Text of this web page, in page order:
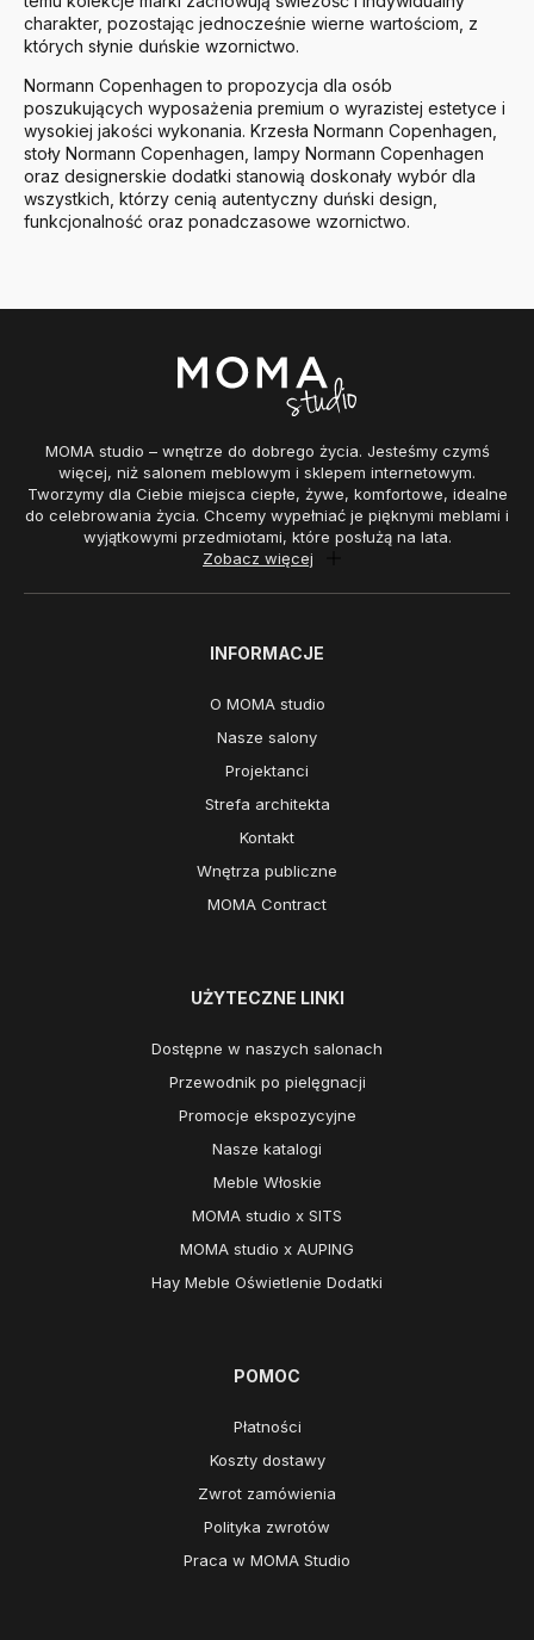
charakter, pozostając jednocześnie wierne wartościom, z
których słynie duńskie wzornictwo.
Normann Copenhagen to propozycja dla osób
poszukujących wyposażenia premium o wyrazistej estetyce i
wysokiej jakości wykonania. Krzesła Normann Copenhagen,
stoły Normann Copenhagen, lampy Normann Copenhagen
oraz designerskie dodatki stanowią doskonały wybór dla
wszystkich, którzy cenią autentyczny duński design,
funkcjonalność oraz ponadczasowe wzornictwo.
MOMA studio – wnętrze do dobrego życia. Jesteśmy czymś
więcej, niż salonem meblowym i sklepem internetowym.
Tworzymy dla Ciebie miejsca ciepłe, żywe, komfortowe, idealne
do celebrowania życia. Chcemy wypełniać je pięknymi meblami i
wyjątkowymi przedmiotami, które posłużą na lata.
Zobacz więcej
INFORMACJE
O MOMA studio
Nasze salony
Projektanci
Strefa architekta
Kontakt
Wnętrza publiczne
MOMA Contract
UŻYTECZNE LINKI
Dostępne w naszych salonach
Przewodnik po pielęgnacji
Promocje ekspozycyjne
Nasze katalogi
Meble Włoskie
MOMA studio x SITS
MOMA studio x AUPING
Hay Meble Oświetlenie Dodatki
POMOC
Płatności
Koszty dostawy
Zwrot zamówienia
Polityka zwrotów
Praca w MOMA Studio